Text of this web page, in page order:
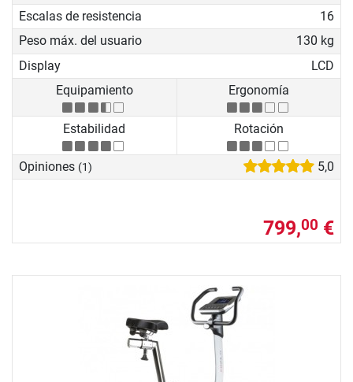
Escalas de resistencia
16
Peso máx. del usuario
130 kg
Display
LCD
Equipamiento
Ergonomía
Estabilidad Rotación
Opiniones (1) 5,0
799,00 €